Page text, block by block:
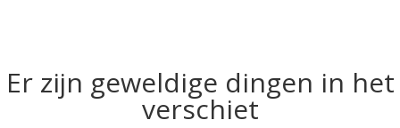
Er zijn geweldige dingen in het
verschiet